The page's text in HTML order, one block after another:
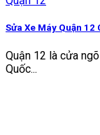
Sửa Xe Máy Quận 12
Quận 12 là cửa
Quốc...